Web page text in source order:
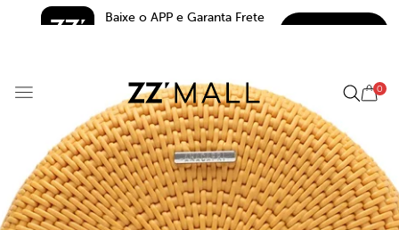
Baixe o APP e Garanta Frete
0